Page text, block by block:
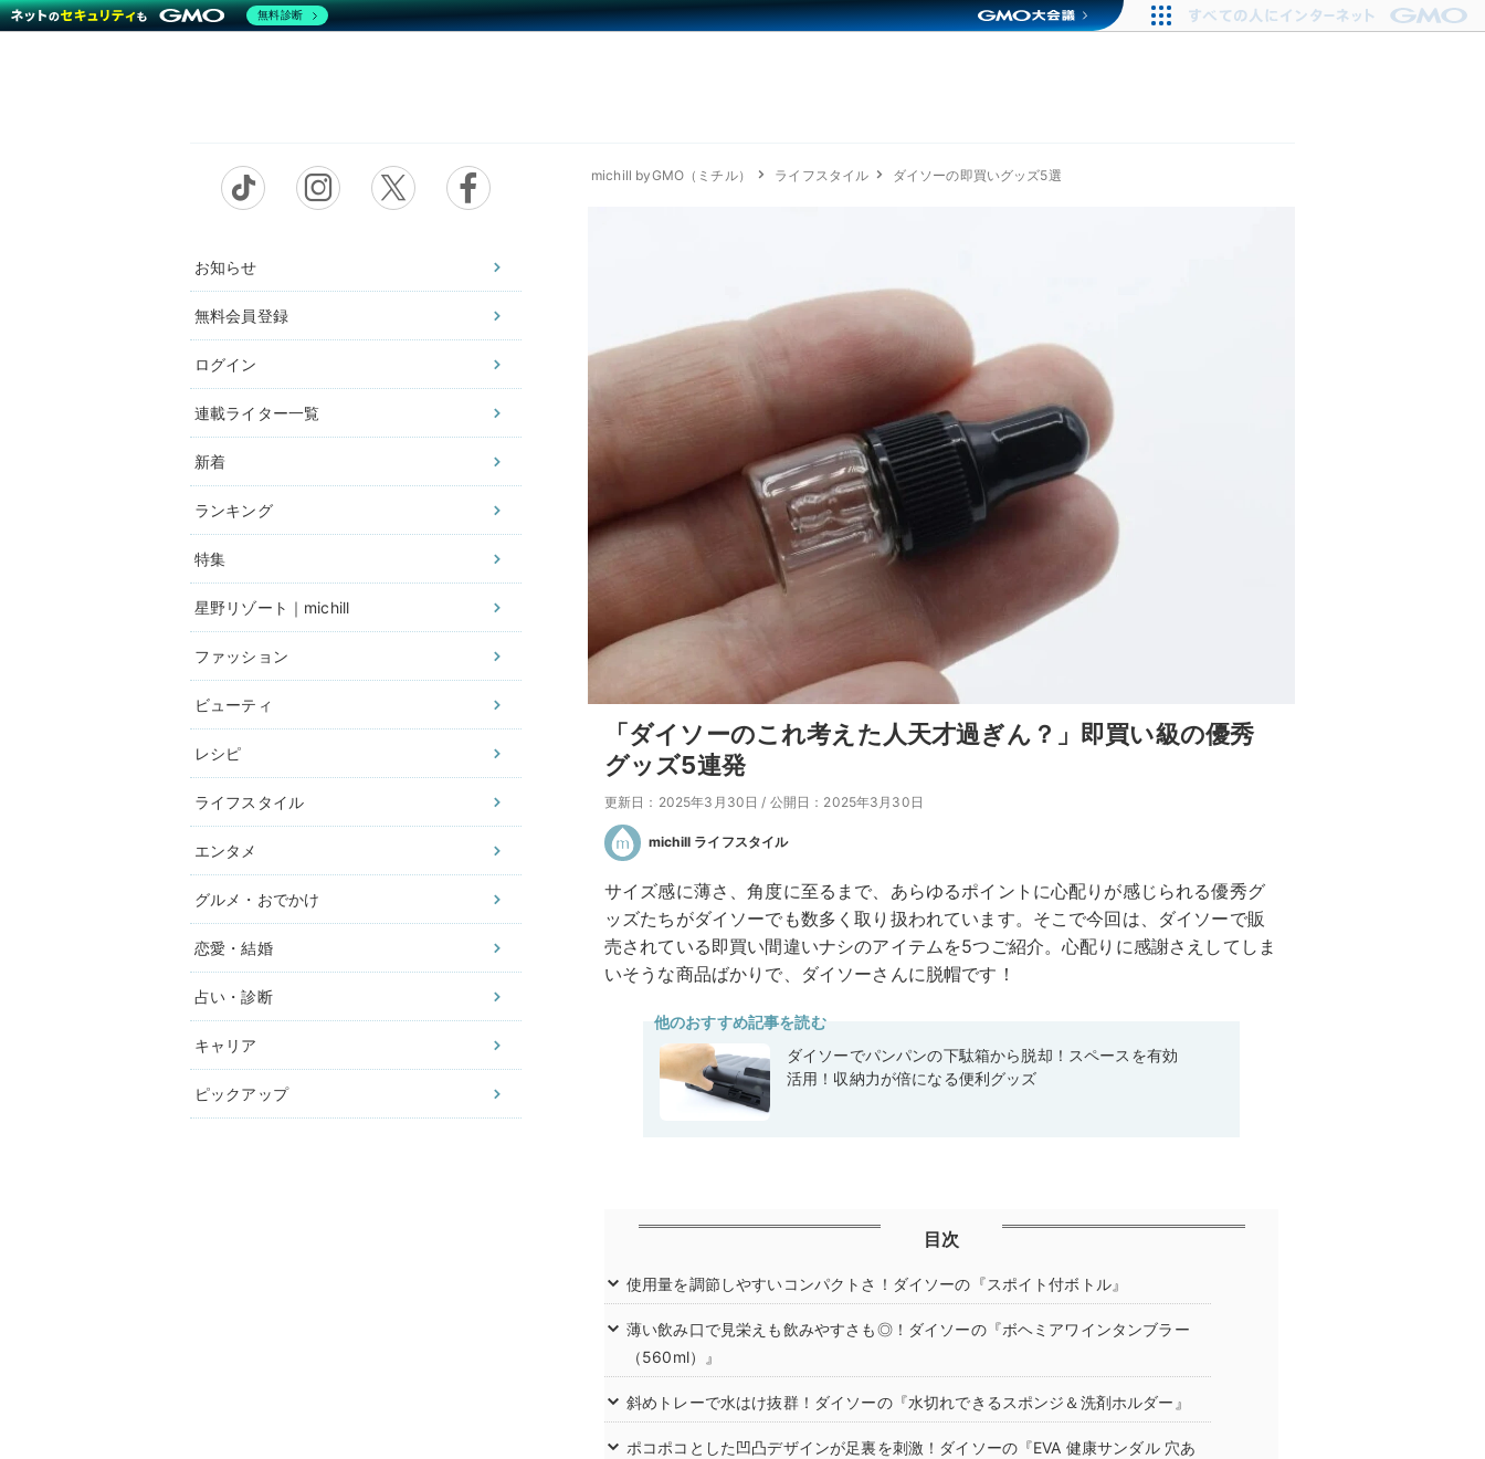
お知らせ
無料会員登録
ログイン
連載ライター一覧
新着
ランキング
特集
星野リゾート｜michill
ファッション
ビューティ
レシピ
ライフスタイル
エンタメ
グルメ・おでかけ
恋愛・結婚
占い・診断
キャリア
ピックアップ
michill byGMO（ミチル） ライフスタイル ダイソーの即買いグッズ5選
「ダイソーのこれ考えた人天才過ぎん？」即買い級の優秀
グッズ5連発
更新日：2025年3月30日 / 公開日：2025年3月30日
michill ライフスタイル
サイズ感に薄さ、角度に至るまで、あらゆるポイントに心配りが感じられる優秀グ
ッズたちがダイソーでも数多く取り扱われています。そこで今回は、ダイソーで販
売されている即買い間違いナシのアイテムを5つご紹介。心配りに感謝さえしてしま
いそうな商品ばかりで、ダイソーさんに脱帽です！
他のおすすめ記事を読む
ダイソーでパンパンの下駄箱から脱却！スペースを有効
活用！収納力が倍になる便利グッズ
目次
使用量を調節しやすいコンパクトさ！ダイソーの『スポイト付ボトル』
薄い飲み口で見栄えも飲みやすさも◎！ダイソーの『ボヘミアワインタンブラー
（560ml）』
斜めトレーで水はけ抜群！ダイソーの『水切れできるスポンジ＆洗剤ホルダー』
ポコポコとした凹凸デザインが足裏を刺激！ダイソーの『EVA 健康サンダル 穴あ
無料診断